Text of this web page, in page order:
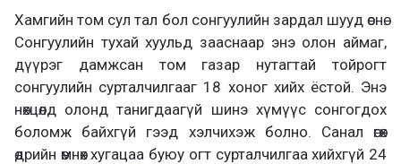
Хамгийн том сул тал бол сонгуулийн зардал шууд өснө.
Сонгуулийн тухай хуульд зааснаар энэ олон аймаг,
дүүрэг дамжсан том газар нутагтай тойрогт
сонгуулийн сурталчилгааг 18 хоног хийх ёстой. Энэ
нөхцөлд олонд танигдаагүй шинэ хүмүүс сонгогдох
боломж байхгүй гээд хэлчихэж болно. Санал өгөх
өдрийн өмнөх хугацаа буюу огт сурталчилгаа хийхгүй 24